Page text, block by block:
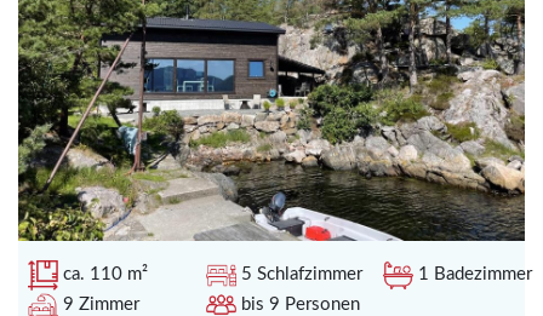
ca. 110 m² 5 Schlafzimmer
1 Badezimmer
9 Zimmer
bis 9 Personen